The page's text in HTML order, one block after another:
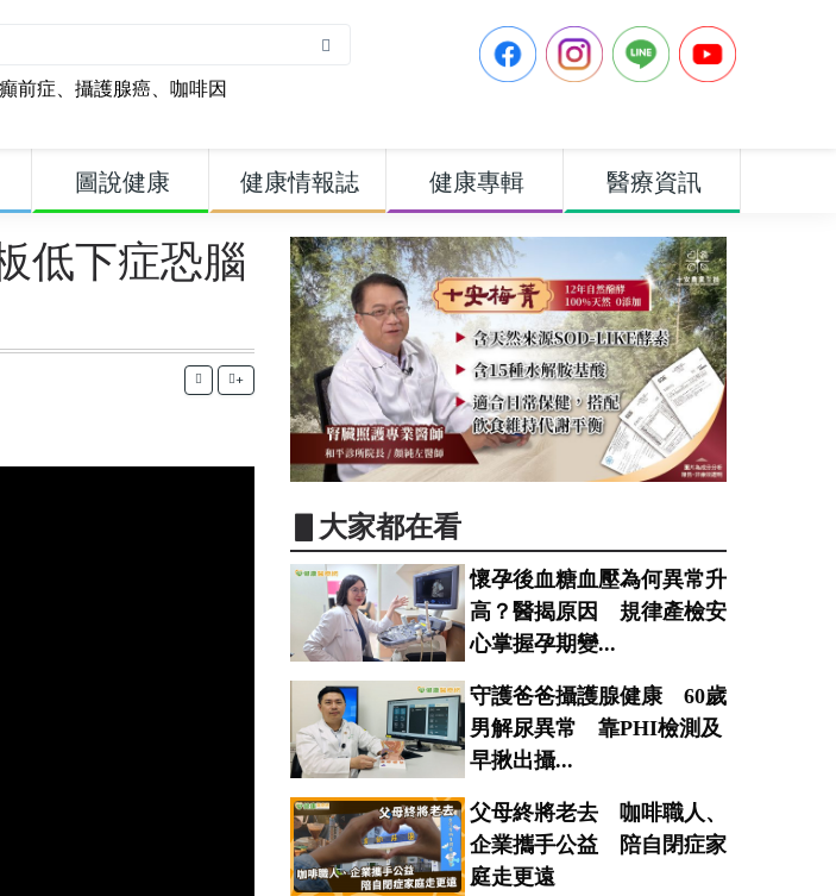
前症、 攝護腺癌、 咖啡因
圖說健康 健康情報誌 健康專輯 醫療資訊
低下症恐腦
+
▋大家都在看
懷孕後血糖血壓為何異常升
高？醫揭原因 規律產檢安
心掌握孕期變...
守護爸爸攝護腺健康 60歲
男解尿異常 靠PHI檢測及
早揪出攝...
父母終將老去 咖啡職人、
企業攜手公益 陪自閉症家
庭走更遠